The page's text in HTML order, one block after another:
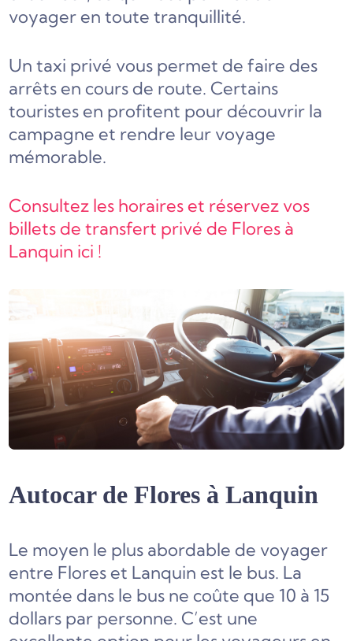
voyager en toute tranquillité.
Un taxi privé vous permet de faire des
arrêts en cours de route. Certains
touristes en profitent pour découvrir la
campagne et rendre leur voyage
mémorable.
Consultez les horaires et réservez vos
billets de transfert privé de Flores à
Lanquin ici !
Autocar de Flores à Lanquin
Le moyen le plus abordable de voyager
entre Flores et Lanquin est le bus. La
montée dans le bus ne coûte que 10 à 15
dollars par personne. C’est une